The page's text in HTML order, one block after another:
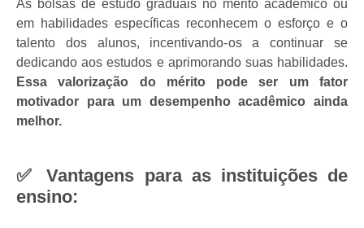
As bolsas de estudo graduais no mérito acadêmico ou
em habilidades específicas reconhecem o esforço e o
talento dos alunos, incentivando-os a continuar se
dedicando aos estudos e aprimorando suas habilidades.
Essa valorização do mérito pode ser um fator
motivador para um desempenho acadêmico ainda
melhor.
✅ Vantagens para as instituições de
ensino: